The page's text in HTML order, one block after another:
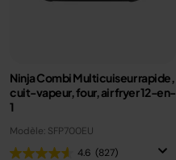
Ninja Combi Multicuiseur rapide,
cuit-vapeur, four, air fryer 12-en-
1
Modèle: SFP700EU
4.6 (827)